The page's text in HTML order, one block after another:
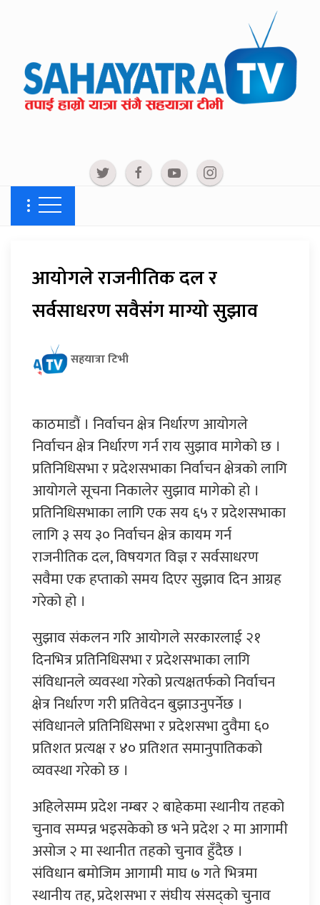
आयोगले राजनीतिक दल र
सर्वसाधरण सवैसंग माग्यो सुझाव
सहयात्रा टिभी
काठमाडौं । निर्वाचन क्षेत्र निर्धारण आयोगले
निर्वाचन क्षेत्र निर्धारण गर्न राय सुझाव मागेको छ ।
प्रतिनिधिसभा र प्रदेशसभाका निर्वाचन क्षेत्रको लागि
आयोगले सूचना निकालेर सुझाव मागेको हो ।
प्रतिनिधिसभाका लागि एक सय ६५ र प्रदेशसभाका
लागि ३ सय ३० निर्वाचन क्षेत्र कायम गर्न
राजनीतिक दल, विषयगत विज्ञ र सर्वसाधरण
सवैमा एक हप्ताको समय दिएर सुझाव दिन आग्रह
गरेको हो ।
सुझाव संकलन गरि आयोगले सरकारलाई २१
दिनभित्र प्रतिनिधिसभा र प्रदेशसभाका लागि
संविधानले व्यवस्था गरेको प्रत्यक्षतर्फको निर्वाचन
क्षेत्र निर्धारण गरी प्रतिवेदन बुझाउनुपर्नेछ ।
संविधानले प्रतिनिधिसभा र प्रदेशसभा दुवैमा ६०
प्रतिशत प्रत्यक्ष र ४० प्रतिशत समानुपातिकको
व्यवस्था गरेको छ ।
अहिलेसम्म प्रदेश नम्बर २ बाहेकमा स्थानीय तहको
चुनाव सम्पन्न भइसकेको छ भने प्रदेश २ मा आगामी
असोज २ मा स्थानीत तहको चुनाव हुँदैछ ।
संविधान बमोजिम आगामी माघ ७ गते भित्रमा
स्थानीय तह, प्रदेशसभा र संघीय संसद्को चुनाव